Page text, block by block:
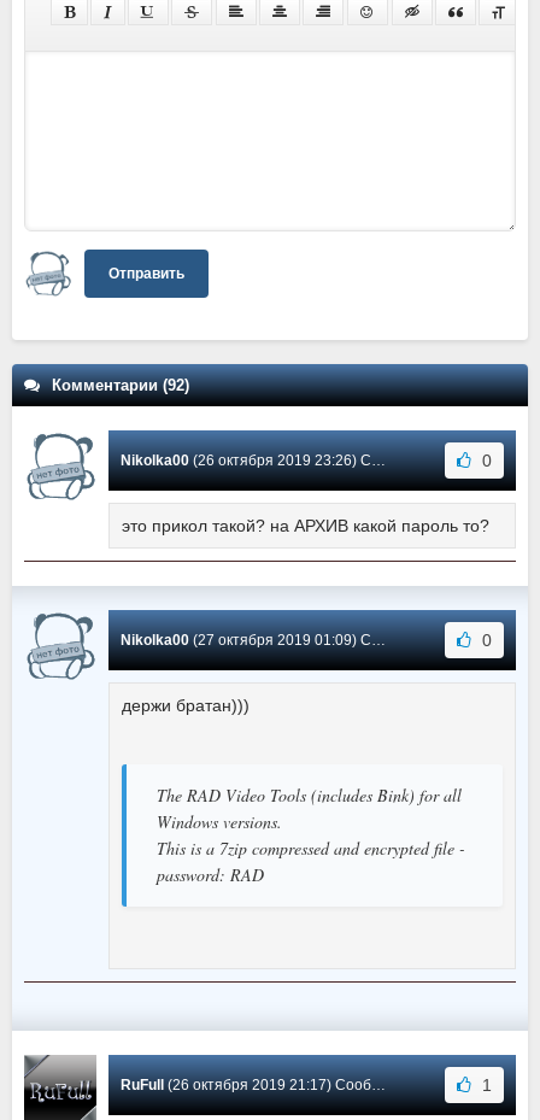
Отправить
Комментарии (92)
Nikolka00(26 октября 2019 23:26) Сообщение #68 0
это прикол такой? на АРХИВ какой пароль то?
Nikolka00(27 октября 2019 01:09) Сообщение #67 0
держи братан)))
The RAD Video Tools (includes Bink) for all
Windows versions.
This is a 7zip compressed and encrypted file -
password: RAD
RuFull (26 октября 2019 21:17) Сообщение #66 1